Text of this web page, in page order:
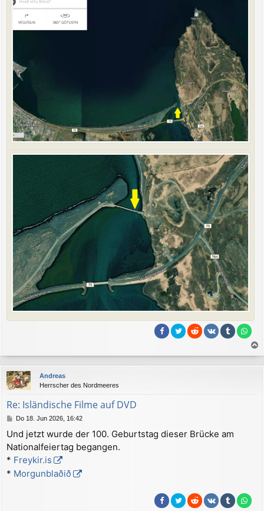
a
c
Andreas
Herrscher des Nordmeeres
Re: Isländische Filme auf DVD
B
i
t
r
a
g
Do 18. Jun 2026, 16:42
Und jetzt wurde der 100. Geburtstag dieser Brücke am
Nationalfeiertag begangen.
* Freykir.is
* Morgunblaðið